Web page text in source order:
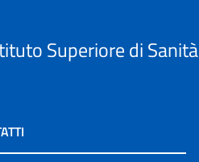
Superiore di Sanità